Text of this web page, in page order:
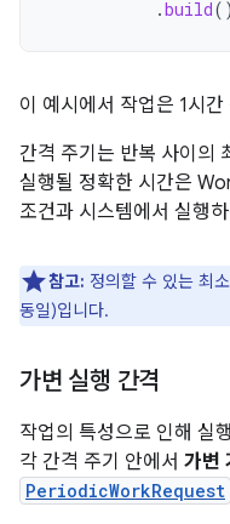
.build()
이 예시에서 작업은 1시
간격 주기는 반복 사이의
실행될 정확한 시간은
조건과 시스템에서 실행
참고: 정의할 수 있는 최
동일)입니다.
가변 실행 간격
작업의 특성으로 인해 실
각 간격 주기 안에서 가변
PeriodicWorkRequest